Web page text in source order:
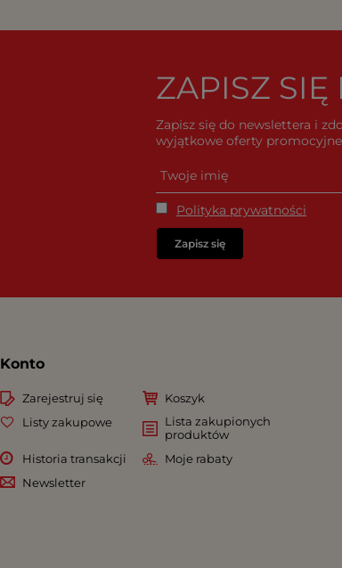
ZAPISZ SIĘ
Zapisz się do newslettera i
wyjątkowe oferty
Polityka prywatności
Zapisz się
Konto
Zarejestruj się
Koszyk
Listy zakupowe
Lista zakupionych
produktów
Historia transakcji
Moje rabaty
Newsletter